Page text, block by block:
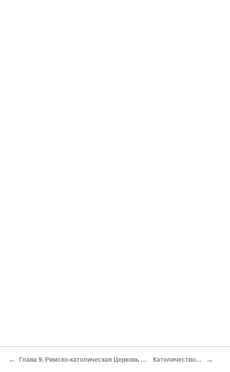
← Глава 9. Римско-католическая Церковь в РФ в конце XX – нач. XXI вв. Католичество в Интернете →